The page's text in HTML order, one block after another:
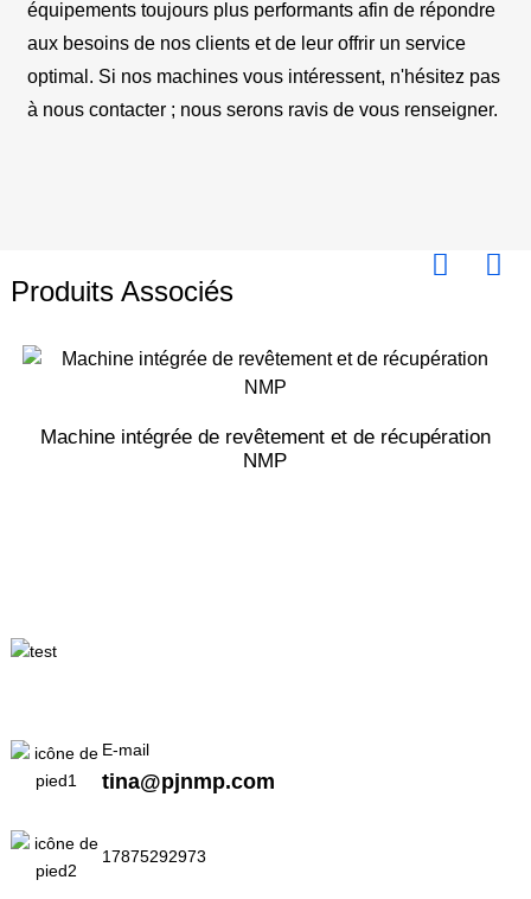
équipements toujours plus performants afin de répondre
aux besoins de nos clients et de leur offrir un service
optimal. Si nos machines vous intéressent, n'hésitez pas
à nous contacter ; nous serons ravis de vous renseigner.
Produits Associés
Machine intégrée de revêtement et de récupération
NMP
E-mail
tina@pjnmp.com
17875292973